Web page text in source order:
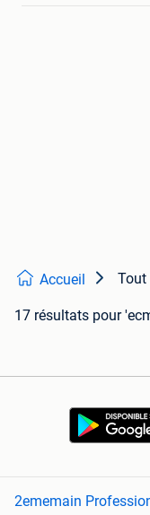
Accueil Tout
17 résultats pour
2ememain